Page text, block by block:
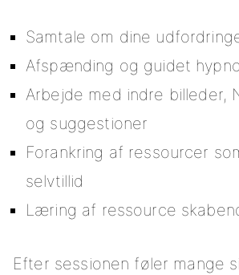
Samtale om dine
Afspænding og guidet
Arbejde med indre billeder,
og suggestioner
Forankring af ressourcer
selvtillid
Læring af ressource
Efter sessionen føler mange